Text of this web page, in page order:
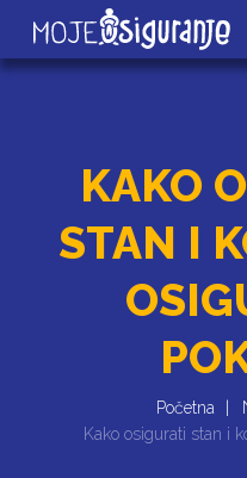
KAKO
STAN I
Početna
Kako osigurati stan i